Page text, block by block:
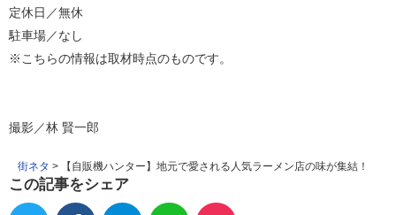
定休日／無休
駐車場／なし
※こちらの情報は取材時点のものです。
撮影／林 賢一郎
街ネタ > 【自販機ハンター】地元で愛される人気ラーメン店の味が集結！
この記事をシェア